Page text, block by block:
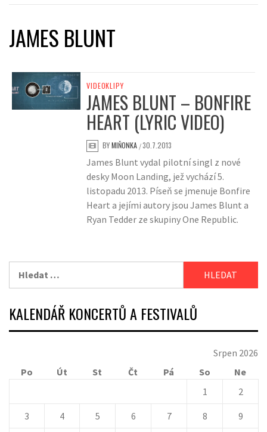
JAMES BLUNT
VIDEOKLIPY
JAMES BLUNT – BONFIRE
HEART (LYRIC VIDEO)
BYMIŇONKA /30.7.2013
James Blunt vydal pilotní singl z nové
desky Moon Landing, jež vychází 5.
listopadu 2013. Píseň se jmenuje Bonfire
Heart a jejími autory jsou James Blunt a
Ryan Tedder ze skupiny One Republic.
KALENDÁŘ KONCERTŮ A FESTIVALŮ
Srpen 2026
Po
Út St Čt Pá So
Ne
1
2
3 4 5 6 7 8 9